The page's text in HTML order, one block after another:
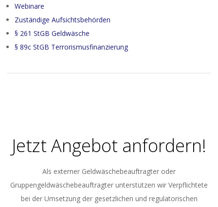
Webinare
Zuständige Aufsichtsbehörden
§ 261 StGB Geldwäsche
§ 89c StGB Terrorismusfinanzierung
Jetzt Angebot anfordern!
Als externer Geldwäschebeauftragter oder
Gruppengeldwäschebeauftragter unterstützen wir Verpflichtete
bei der Umsetzung der gesetzlichen und regulatorischen